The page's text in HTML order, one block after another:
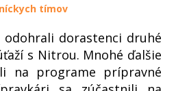
tímov
odohrali dorastenci druhé
s Nitrou. Mnohé ďalšie
na programe prípravné